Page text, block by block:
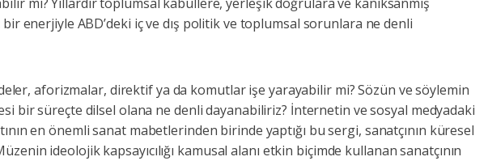
enerjiyle ABD’deki iç ve dış politik ve toplumsal sorunlara ne denli
aforizmalar, direktif ya da komutlar işe yarayabilir mi? Sözün ve söylemin
bir süreçte dilsel olana ne denli dayanabiliriz? İnternetin ve sosyal medyadaki
en önemli sanat mabetlerinden birinde yaptığı bu sergi, sanatçının küresel
ideolojik kapsayıcılığı kamusal alanı etkin biçimde kullanan sanatçının